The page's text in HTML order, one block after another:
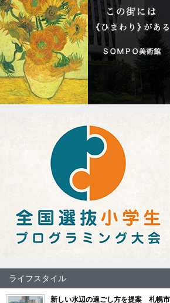
ライフスタイル
新しい水辺の過ごし方を提案 札幌市